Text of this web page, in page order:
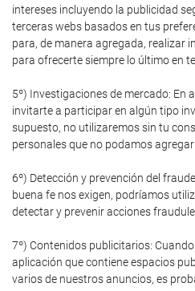
intereses incluyendo la publicidad
terceras webs basados en tus
para, de manera agregada, realizar
para ofrecerte siempre lo último en
5º) Investigaciones de mercado: En
invitarte a participar en algún tipo
supuesto, no utilizaremos sin tu
personales que no podamos agregar
6º) Detección y prevención del
buena fe nos exigen, podríamos
detectar y prevenir acciones
7º) Contenidos publicitarios:
aplicación que contiene espacios
varios de nuestros anuncios, es